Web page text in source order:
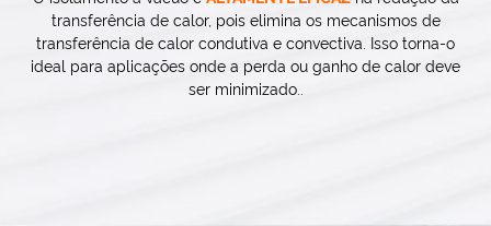
transferência de calor, pois elimina os mecanismos de
transferência de calor condutiva e convectiva. Isso torna-o
ideal para aplicações onde a perda ou ganho de calor deve
ser minimizado..